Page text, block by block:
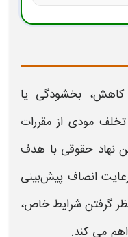
کاهش، بخشودگی یا
مودی از مقررات
نهاد حقوقی با هدف
انصاف پیش‌بینی
گرفتن شرایط خاص،
می‌ کند.